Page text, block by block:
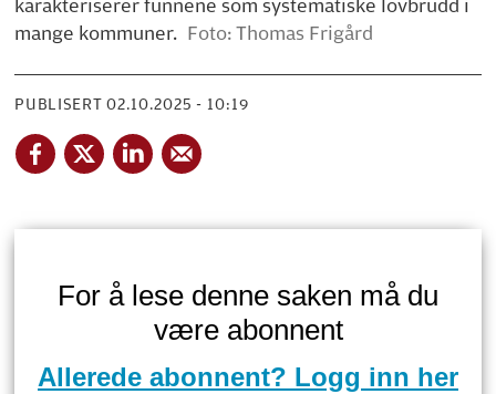
karakteriserer funnene som systematiske lovbrudd i
mange kommuner. Foto: Thomas Frigård
PUBLISERT 02.10.2025 - 10:19
For å lese denne saken må du
være abonnent
Allerede abonnent? Logg inn her